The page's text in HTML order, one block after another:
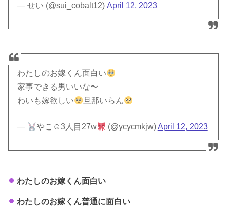
— せい (@sui_cobalt12)April 12, 2023
わたしのお嫁くん面白い
家事できる男いいな〜
わいも嫁欲しい
旦那いらん
— やこ☺︎3人目27w (@ycycmkjw)April 12, 2023
わたしのお嫁くん面白い
わたしのお嫁くん普通に面白い